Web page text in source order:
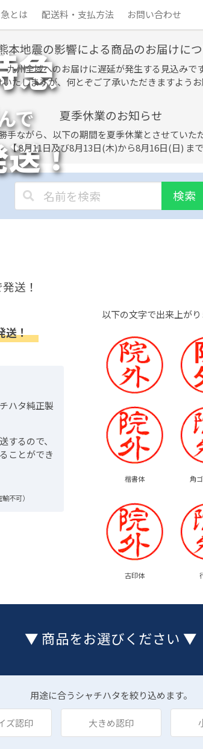
とは 配送料・支払方法 お問い合わせ
急
で
！
本地震の影響による商品のお届けに
九州全域へのお届けに遅延が発生する見込みです
たしますが、何とぞご了承いただきますようお
夏季休業のお知らせ
手ながら、以下の期間を夏季休業とさせていた
【 8月11日及び8月13日(木)から8月16日(日) まで
検索
送！
以下の文字で出来上がり
楷書体 角
古印体
送！
ハタ純正製
るので、
ことができ
不可）
▼ 商品をお選びください ▼
用途に合うシャチハタを絞り込めます。
ズ認印 大きめ認印